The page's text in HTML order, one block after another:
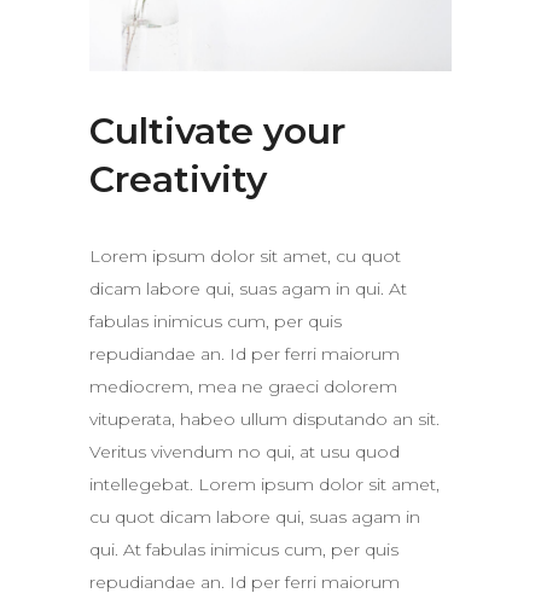
Cultivate your
Creativity
Lorem ipsum dolor sit amet, cu quot
dicam labore qui, suas agam in qui. At
fabulas inimicus cum, per quis
repudiandae an. Id per ferri maiorum
mediocrem, mea ne graeci dolorem
vituperata, habeo ullum disputando an sit.
Veritus vivendum no qui, at usu quod
intellegebat. Lorem ipsum dolor sit amet,
cu quot dicam labore qui, suas agam in
qui. At fabulas inimicus cum, per quis
repudiandae an. Id per ferri maiorum